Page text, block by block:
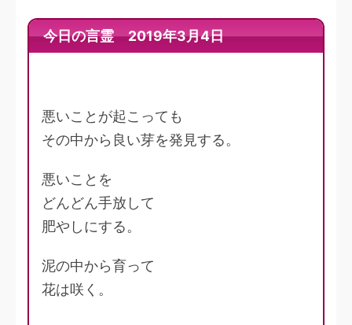
今日の言霊 2019年3月4日
悪いことが起こっても
その中から良い芽を発見する。
悪いことを
どんどん手放して
肥やしにする。
泥の中から育って
花は咲く。